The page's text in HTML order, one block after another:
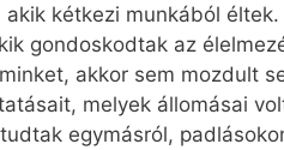
kétkezi munkából
gondoskodtak az
akkor sem mozdult
melyek állomásai
egymásról,